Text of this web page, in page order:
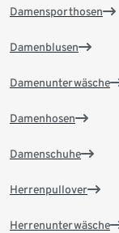
Damensporthosen
Damenblusen
Damenunterwäsche
Damenhosen
Damenschuhe
Herrenpullover
Herrenunterwäsche